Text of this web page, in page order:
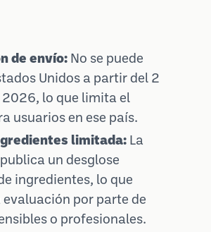
de envío: No se puede
Unidos a partir del 2
2026, lo que limita el
usuarios en ese país.
limitada: La
un desglose
ingredientes, lo que
por parte de
o profesionales.